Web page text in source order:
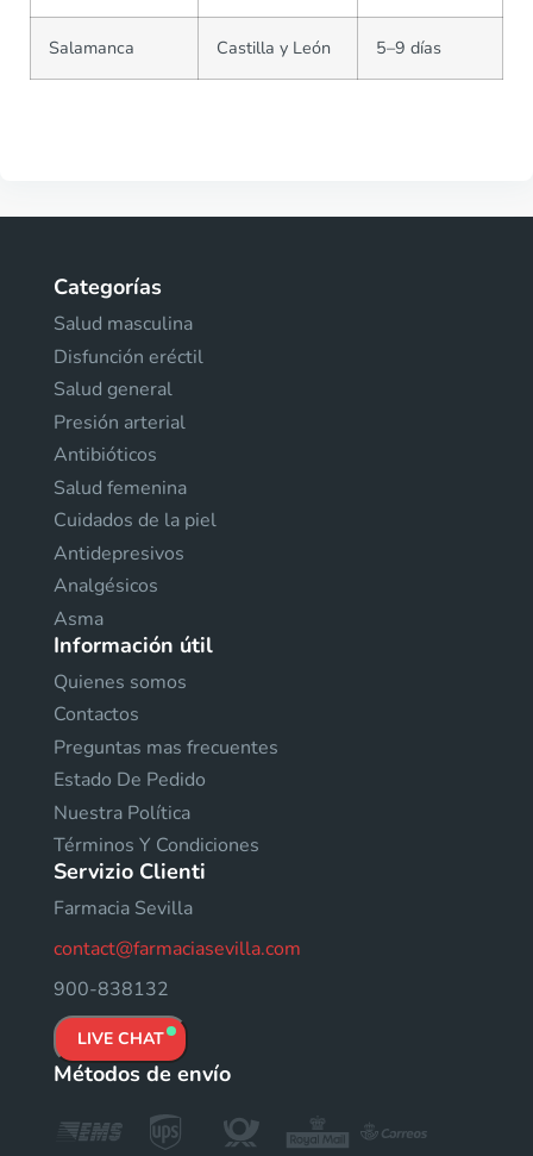
Salamanca Castilla y León 5–9 días
Categorías
Salud masculina
Disfunción eréctil
Salud general
Presión arterial
Antibióticos
Salud femenina
Cuidados de la piel
Antidepresivos
Analgésicos
Asma
Información útil
Quienes somos
Contactos
Preguntas mas frecuentes
Estado De Pedido
Nuestra Política
Términos Y Condiciones
Servizio Clienti
Farmacia Sevilla
contact@farmaciasevilla.com
900-838132
LIVE CHAT
Métodos de envío